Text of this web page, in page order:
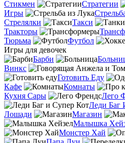
Стикмен
Стратегии
Игры
Стрелялки
Такси
Тракторы
Тюрьма
Футбол
Игры для девочек
Барби
Винкс
Готовить Еду
Кафе
Комнаты
Кухня Сары
Лего
Леди Баг
Лошади
Магазин
Малышка
Монстер Хай